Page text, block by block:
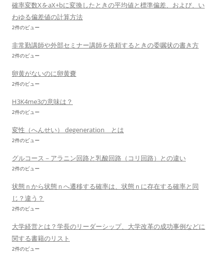
確率変数XをaX+bに変換したときの平均値と標準偏差、および、い
わゆる偏差値の計算方法
2件のビュー
非常勤講師や外部セミナー講師を依頼するときの委嘱状の書き方
2件のビュー
卵黄がないのに卵黄嚢
2件のビュー
H3K4me3の意味は？
2件のビュー
変性（へんせい） degeneration とは
2件のビュー
グルコース－アラニン回路と乳酸回路（コリ回路）との違い
2件のビュー
状態ｎから状態ｎへ遷移する確率は、状態ｎに存在する確率と同
じ？違う？
2件のビュー
大学経営とは？学長のリーダーシップ、大学改革の成功事例などに
関する書籍のリスト
2件のビュー